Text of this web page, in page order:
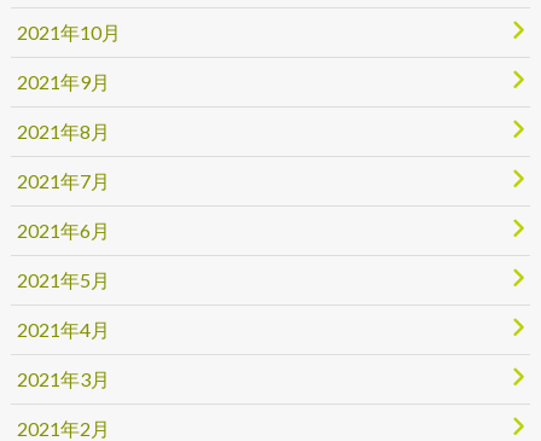
2021年10月
2021年9月
2021年8月
2021年7月
2021年6月
2021年5月
2021年4月
2021年3月
2021年2月